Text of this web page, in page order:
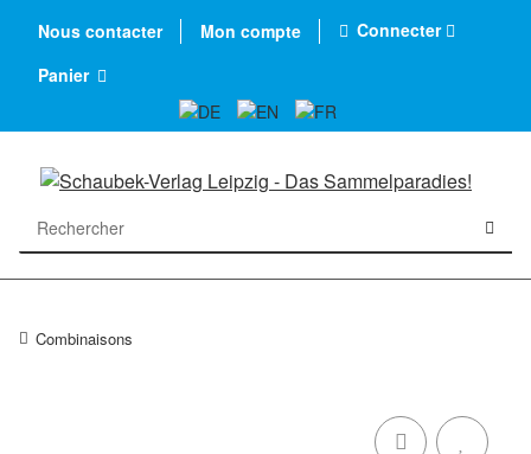
Nous contacter Mon compte
Connecter
Panier
Combinaisons